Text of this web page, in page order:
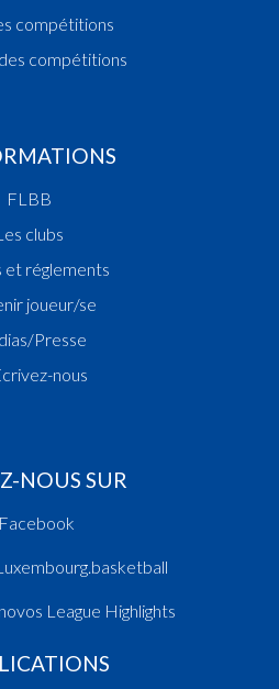
compétitions
compétitions
FLBB
clubs
et réglements
joueur/se
Presse
nous
NOUS SUR
Facebook
League Highlights